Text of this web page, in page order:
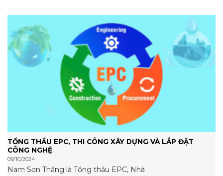
TỔNG THẦU EPC, THI CÔNG XÂY DỰNG VÀ LẮP ĐẶT
CÔNG NGHỆ
09/10/2024
Nam Sơn Thắng là Tổng thầu EPC, Nhà